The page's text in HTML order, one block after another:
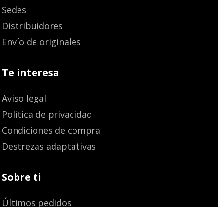
Sedes
Distribuidores
Envío de originales
Te interesa
Aviso legal
Política de privacidad
Condiciones de compra
Destrezas adaptativas
Sobre ti
Últimos pedidos